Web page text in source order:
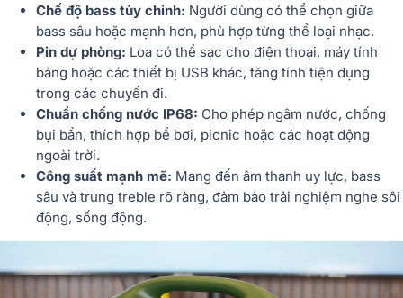
Chế độ bass tùy chỉnh: Người dùng có thể chọn giữa
bass sâu hoặc mạnh hơn, phù hợp từng thể loại nhạc.
Pin dự phòng: Loa có thể sạc cho điện thoại, máy tính
bảng hoặc các thiết bị USB khác, tăng tính tiện dụng
trong các chuyến đi.
Chuẩn chống nước IP68: Cho phép ngâm nước, chống
bụi bẩn, thích hợp bể bơi, picnic hoặc các hoạt động
ngoài trời.
Công suất mạnh mẽ: Mang đến âm thanh uy lực, bass
sâu và trung treble rõ ràng, đảm bảo trải nghiệm nghe sôi
động, sống động.